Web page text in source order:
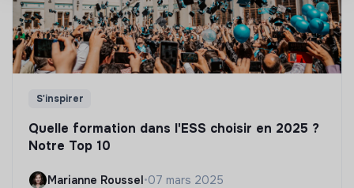
S'inspirer
Quelle formation dans l'ESS choisir en 2025 ?
Notre Top 10
Marianne Roussel•07 mars 2025